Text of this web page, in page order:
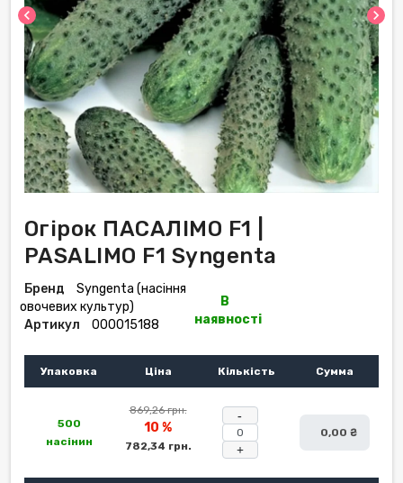
chevron_left chevron_right
Огірок ПАСАЛІМО F1 |
PASALIMO F1 Syngenta
Бренд
Syngenta (насіння
овочевих культур)
Артикул
000015188
В
наявності
Упаковка Ціна Кількість Сумма
500
насінин
869,26 грн.
10 %
782,34 грн. +
0,00 ₴